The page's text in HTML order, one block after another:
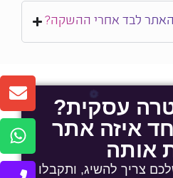
לבד אחרי ההשקה?
עסקית?
איזה אתר
אותה
צריך להשיג, ותקבלו